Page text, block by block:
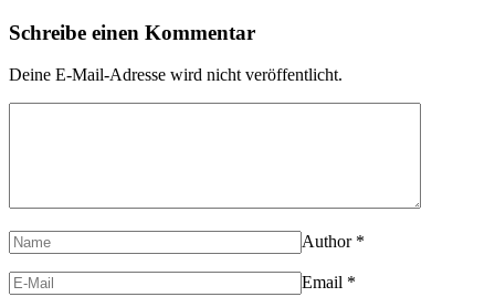
Schreibe einen Kommentar
Deine E-Mail-Adresse wird nicht veröffentlicht.
Author *
Email *